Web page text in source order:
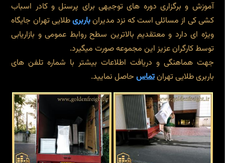
آموزش و برگزاری دوره های توجیهی برای پرسنل و کادر اسباب
کشی کی از مسائلی است که نزد مدیرانباربریطلایی تهران جایگاه
ویژه ای دارد و معتقدیم بالاترین سطح روابط عمومی و بازاریابی
توسط کارگران عزیز این مجموعه صورت میگیرد.
جهت هماهنگی و دریافت اطلاعات بیشتر با شماره تلفن های
باربری طلایی تهرانتماس حاصل نمایید.